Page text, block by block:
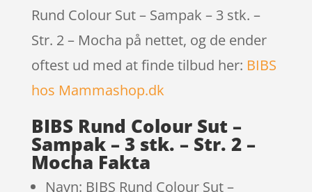
Rund Colour Sut – Sampak – 3 stk. –
Str. 2 – Mocha på nettet, og de ender
oftest ud med at finde tilbud her: BIBS
hos Mammashop.dk
BIBS Rund Colour Sut –
Sampak – 3 stk. – Str. 2 –
Mocha Fakta
Navn: BIBS Rund Colour Sut –